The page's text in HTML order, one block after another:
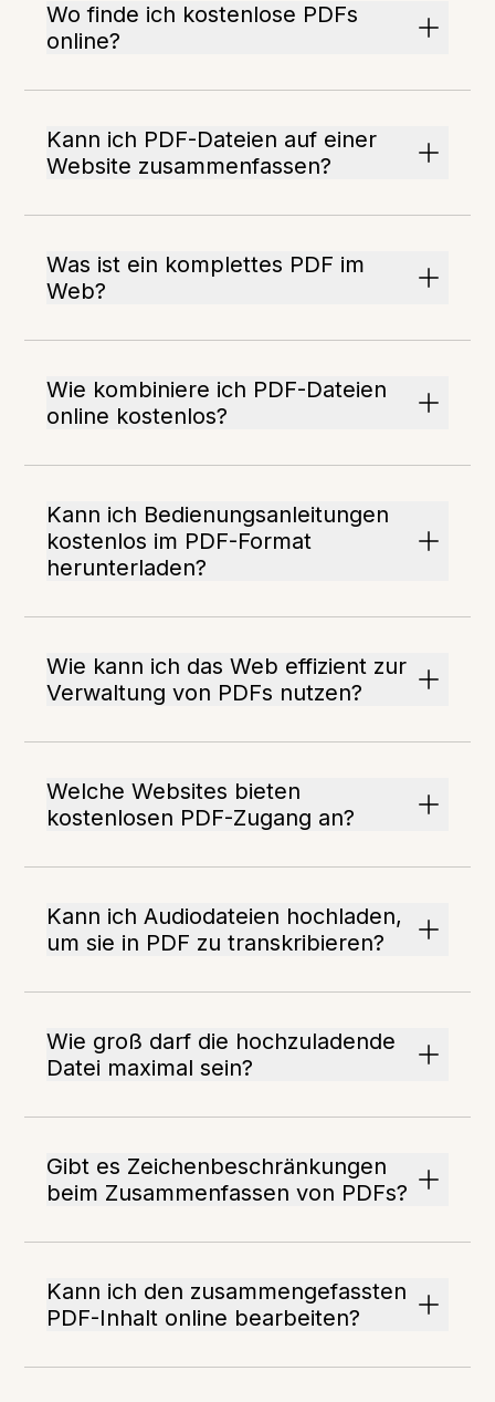
Wo finde ich kostenlose PDFs
online?
Kann ich PDF-Dateien auf einer
Website zusammenfassen?
Was ist ein komplettes PDF im
Web?
Wie kombiniere ich PDF-Dateien
online kostenlos?
Kann ich Bedienungsanleitungen
kostenlos im PDF-Format
herunterladen?
Wie kann ich das Web effizient zur
Verwaltung von PDFs nutzen?
Welche Websites bieten
kostenlosen PDF-Zugang an?
Kann ich Audiodateien hochladen,
um sie in PDF zu transkribieren?
Wie groß darf die hochzuladende
Datei maximal sein?
Gibt es Zeichenbeschränkungen
beim Zusammenfassen von PDFs?
Kann ich den zusammengefassten
PDF-Inhalt online bearbeiten?